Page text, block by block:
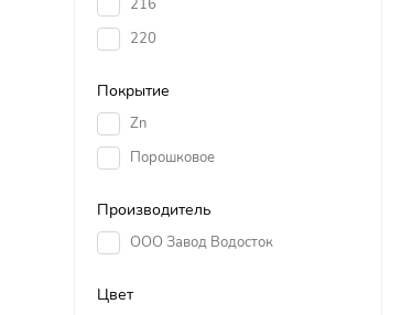
216
220
Покрытие
Zn
Порошковое
Производитель
ООО Завод Водосток
Цвет